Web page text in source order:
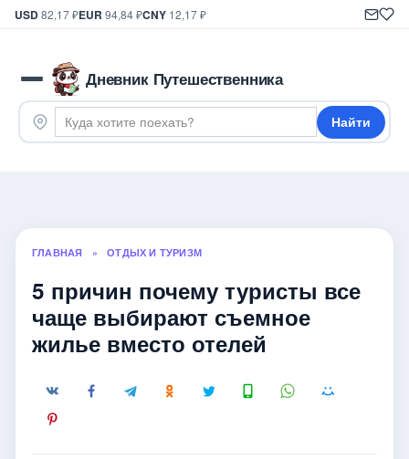
USD82,17 ₽EUR 94,84 ₽CNY 12,17 ₽
Дневник Путешественника
Найти
ГЛАВНАЯ » ОТДЫХ И ТУРИЗМ
5 причин почему туристы все
чаще выбирают съемное
жилье вместо отелей